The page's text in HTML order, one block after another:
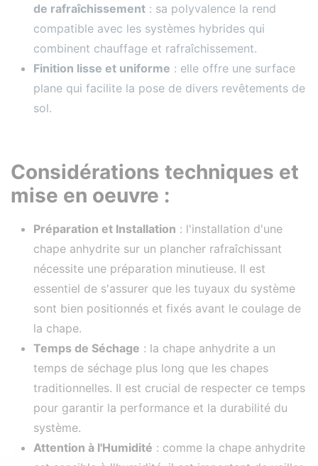
de rafraîchissement : sa polyvalence la rend
compatible avec les systèmes hybrides qui
combinent chauffage et rafraîchissement.
Finition lisse et uniforme : elle offre une surface
plane qui facilite la pose de divers revêtements de
sol.
Considérations techniques et
mise en oeuvre :
Préparation et Installation : l'installation d'une
chape anhydrite sur un plancher rafraîchissant
nécessite une préparation minutieuse. Il est
essentiel de s'assurer que les tuyaux du système
sont bien positionnés et fixés avant le coulage de
la chape.
Temps de Séchage : la chape anhydrite a un
temps de séchage plus long que les chapes
traditionnelles. Il est crucial de respecter ce temps
pour garantir la performance et la durabilité du
système.
Attention à l'Humidité : comme la chape anhydrite